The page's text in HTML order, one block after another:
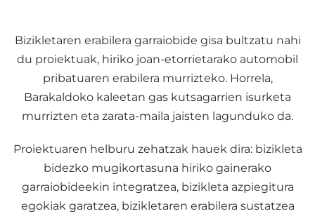
Bizikletaren erabilera garraiobide gisa bultzatu nahi
du proiektuak, hiriko joan-etorrietarako automobil
pribatuaren erabilera murrizteko. Horrela,
Barakaldoko kaleetan gas kutsagarrien isurketa
murrizten eta zarata-maila jaisten lagunduko da.
Proiektuaren helburu zehatzak hauek dira: bizikleta
bidezko mugikortasuna hiriko gainerako
garraiobideekin integratzea, bizikleta azpiegitura
egokiak garatzea, bizikletaren erabilera sustatzea